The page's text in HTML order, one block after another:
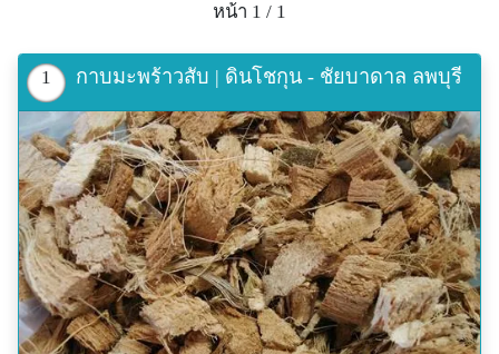
หน้า 1 / 1
1 กาบมะพร้าวสับ | ดินโชกุน - ชัยบาดาล ลพบุรี